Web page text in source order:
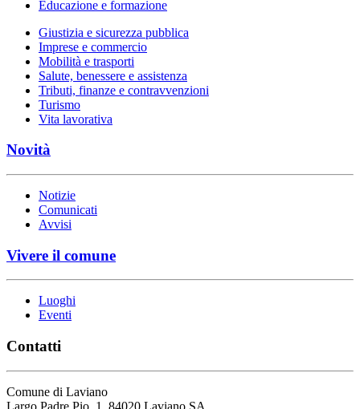
Educazione e formazione
Giustizia e sicurezza pubblica
Imprese e commercio
Mobilità e trasporti
Salute, benessere e assistenza
Tributi, finanze e contravvenzioni
Turismo
Vita lavorativa
Novità
Notizie
Comunicati
Avvisi
Vivere il comune
Luoghi
Eventi
Contatti
Comune di Laviano
Largo Padre Pio, 1, 84020 Laviano SA